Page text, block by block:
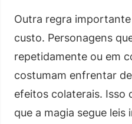
Outra regra
custo. Personagens
repetidamente ou em
costumam enfrentar
efeitos colaterais. Isso
que a magia segue leis